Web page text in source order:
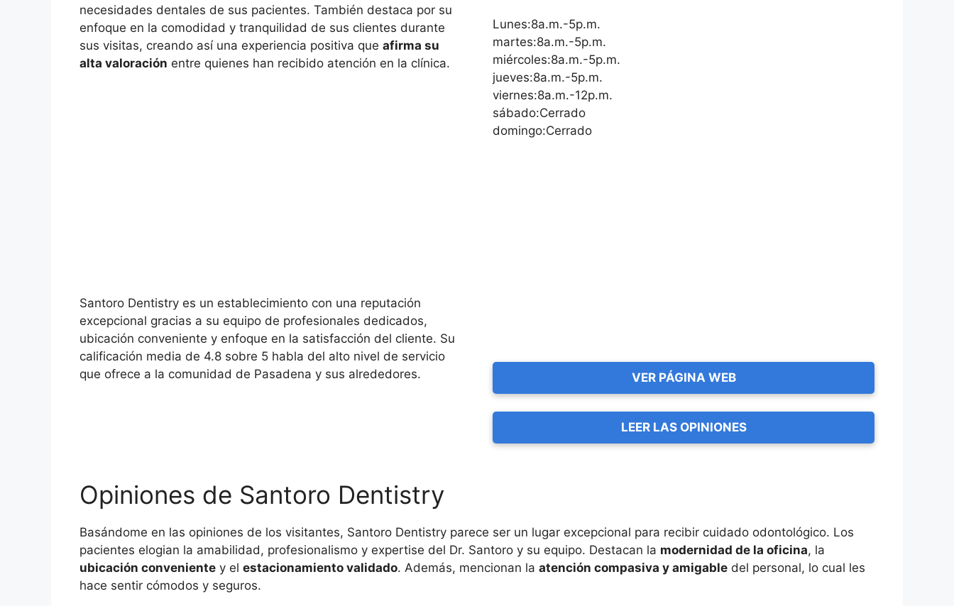
necesidades dentales de sus pacientes. También destaca por su
enfoque en la comodidad y tranquilidad de sus clientes durante
sus visitas, creando así una experiencia positiva que afirma su
alta valoración entre quienes han recibido atención en la clínica.
Santoro Dentistry es un establecimiento con una reputación
excepcional gracias a su equipo de profesionales dedicados,
ubicación conveniente y enfoque en la satisfacción del cliente. Su
calificación media de 4.8 sobre 5 habla del alto nivel de servicio
que ofrece a la comunidad de Pasadena y sus alrededores.
Lunes:8a.m.-5p.m.
martes:8a.m.-5p.m.
miércoles:8a.m.-5p.m.
jueves:8a.m.-5p.m.
viernes:8a.m.-12p.m.
sábado:Cerrado
domingo:Cerrado
VER PÁGINA WEB
LEER LAS OPINIONES
Opiniones de Santoro Dentistry
Basándome en las opiniones de los visitantes, Santoro Dentistry parece ser un lugar excepcional para recibir cuidado odontológico. Los
pacientes elogian la amabilidad, profesionalismo y expertise del Dr. Santoro y su equipo. Destacan la modernidad de la oficina, la
ubicación conveniente y el estacionamiento validado. Además, mencionan la atención compasiva y amigable del personal, lo cual les
hace sentir cómodos y seguros.